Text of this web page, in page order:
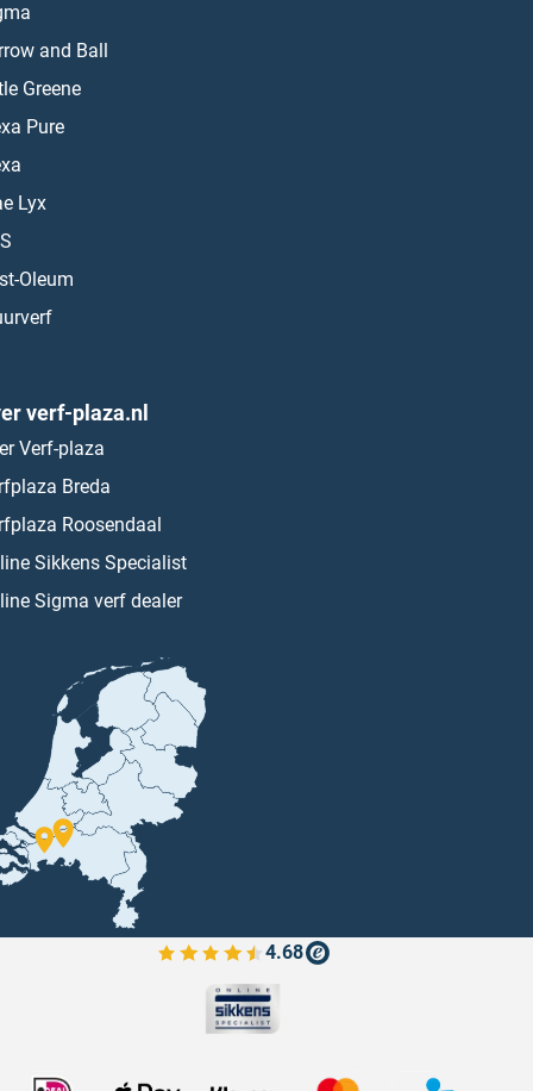
and Ball
Greene
Pure
Lyx
Oleum
verf-plaza.nl
Verf-plaza
Breda
Roosendaal
Sikkens Specialist
Sigma verf dealer
4.68
Bekijk de verfplaza beoordelingen